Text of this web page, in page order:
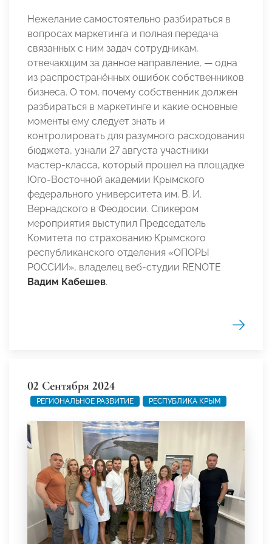
Нежелание самостоятельно разбираться в
вопросах маркетинга и полная передача
связанных с ним задач сотрудникам,
отвечающим за данное направление, — одна
из распространённых ошибок собственников
бизнеса. О том, почему собственник должен
разбираться в маркетинге и какие основные
моменты ему следует знать и
контролировать для разумного расходования
бюджета, узнали 27 августа участники
мастер-класса, который прошел на площадке
Юго-Восточной академии Крымского
федерального университета им. В. И.
Вернадского в Феодосии. Спикером
мероприятия выступил Председатель
Комитета по страхованию Крымского
республиканского отделения «ОПОРЫ
РОССИИ», владелец веб-студии RENOTE
Вадим Кабешев.
02 Сентября 2024
РЕГИОНАЛЬНОЕ РАЗВИТИЕ РЕСПУБЛИКА КРЫМ